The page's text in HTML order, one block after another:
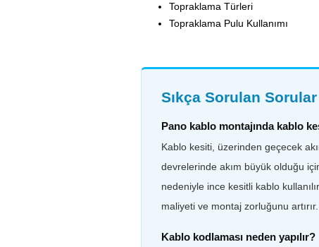
Topraklama Türleri
Topraklama Pulu Kullanımı
Sıkça Sorulan Sorular
Pano kablo montajında kablo
Kablo kesiti, üzerinden geçecek
devrelerinde akım büyük olduğu
nedeniyle ince kesitli kablo
maliyeti ve montaj zorluğunu artırır.
Kablo kodlaması neden yapılır?